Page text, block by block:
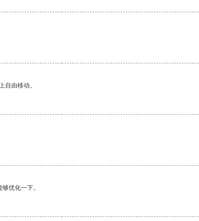
自由移动。
优化一下。